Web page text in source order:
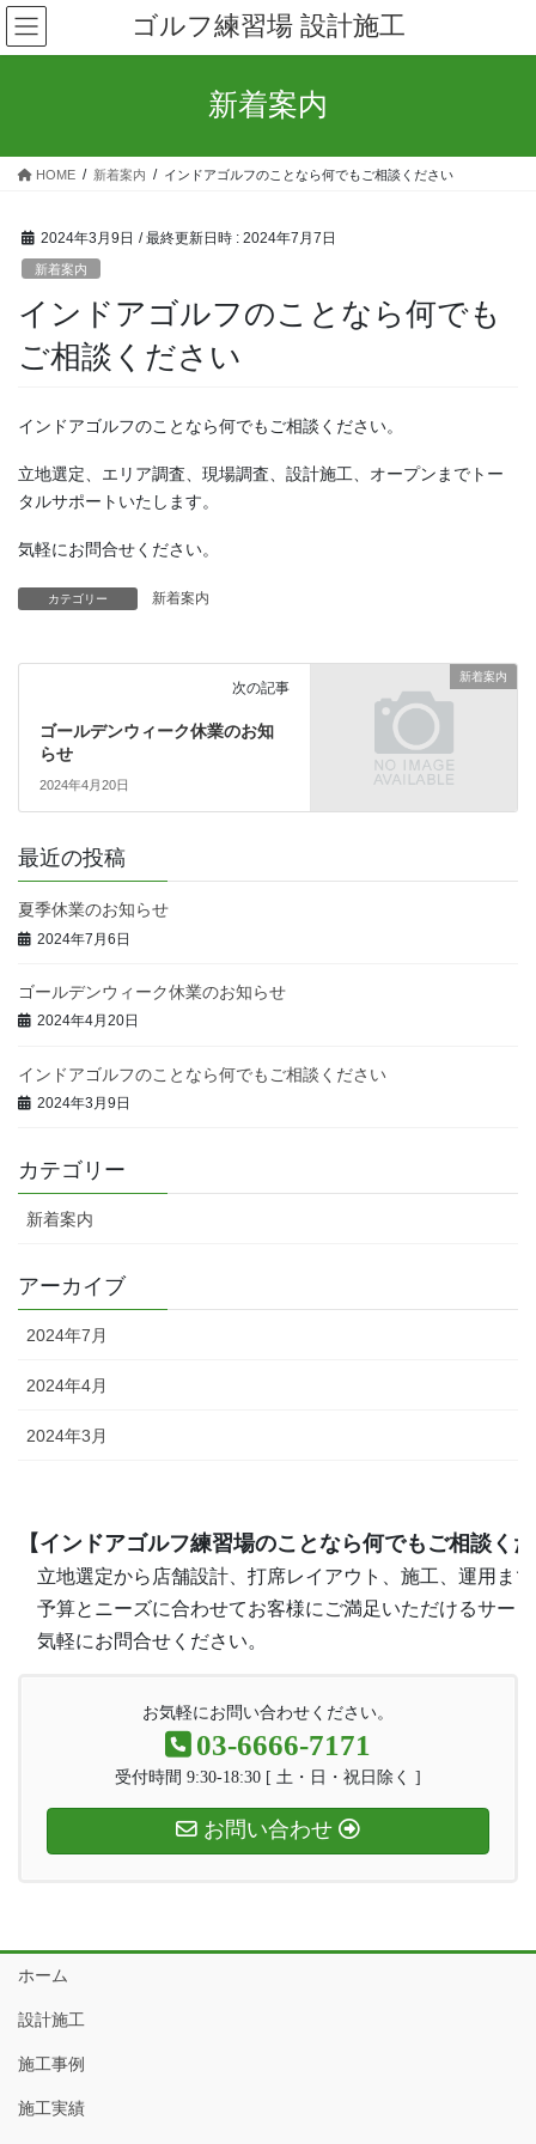
コ
ン
テ
ス
ナ
ビ
ゲ
ン
ゴルフ練習場 設計施工
新着案内
HOME 新着案内 インドアゴルフのことなら何でもご相談ください
2024年3月9日 / 最終更新日時 : 2024年7月7日
新着案内
インドアゴルフのことなら何でも
ご相談ください
インドアゴルフのことなら何でもご相談ください。
立地選定、エリア調査、現場調査、設計施工、オープンまでトー
タルサポートいたします。
気軽にお問合せください。
カテゴリー 新着案内
新着案内
次の記事
ゴールデンウィーク休業のお知
らせ
2024年4月20日
最近の投稿
夏季休業のお知らせ
2024年7月6日
ゴールデンウィーク休業のお知らせ
2024年4月20日
インドアゴルフのことなら何でもご相談ください
2024年3月9日
カテゴリー
新着案内
アーカイブ
2024年7月
2024年4月
2024年3月
【インドアゴルフ練習場のことなら何でもご相談く
立地選定から店舗設計、打席レイアウト、施工、運用ま
予算とニーズに合わせてお客様にご満足いただけるサー
気軽にお問合せください。
お気軽にお問い合わせください。
03-6666-7171
受付時間 9:30-18:30 [ 土・日・祝日除く ]
お問い合わせ
ホーム
設計施工
施工事例
施工実績